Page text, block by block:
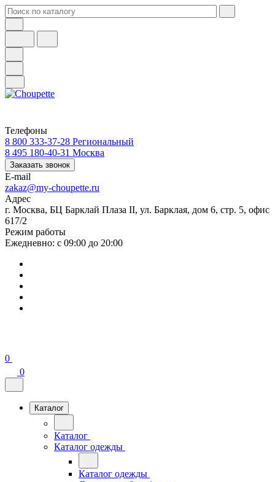
Телефоны
8 800 333-37-28 Региональный
8 495 180-40-31 Москва
Заказать звонок
E-mail
zakaz@my-choupette.ru
Адрес
г. Москва, БЦ Барклай Плаза II, ул. Барклая, дом 6, стр. 5, офис
617/2
Режим работы
Ежедневно: с 09:00 до 20:00
0
0
Каталог
Каталог
Каталог одежды
Каталог одежды